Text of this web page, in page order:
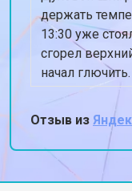
держать
13:30 уже
сгорел
начал
духовка
ставлю 180.
Отзыв из